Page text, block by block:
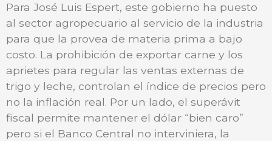
Para José Luis Espert, este gobierno ha puesto
al sector agropecuario al servicio de la industria
para que la provea de materia prima a bajo
costo. La prohibición de exportar carne y los
aprietes para regular las ventas externas de
trigo y leche, controlan el índice de precios pero
no la inflación real. Por un lado, el superávit
fiscal permite mantener el dólar “bien caro”
pero si el Banco Central no interviniera, la